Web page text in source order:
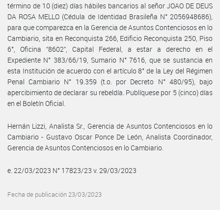
término de 10 (diez) días hábiles bancarios al señor JOAO DE DEUS
DA ROSA MELLO (Cédula de Identidad Brasileña N° 2056948686),
para que comparezca en la Gerencia de Asuntos Contenciosos en lo
Cambiario, sita en Reconquista 266, Edificio Reconquista 250, Piso
6°, Oficina “8602”, Capital Federal, a estar a derecho en el
Expediente N° 383/66/19, Sumario N° 7616, que se sustancia en
esta Institución de acuerdo con el artículo 8° de la Ley del Régimen
Penal Cambiario N° 19.359 (t.o. por Decreto N° 480/95), bajo
apercibimiento de declarar su rebeldía. Publíquese por 5 (cinco) días
en el Boletín Oficial.
Hernán Lizzi, Analista Sr., Gerencia de Asuntos Contenciosos en lo
Cambiario - Gustavo Oscar Ponce De León, Analista Coordinador,
Gerencia de Asuntos Contenciosos en lo Cambiario.
e. 22/03/2023 N° 17823/23 v. 29/03/2023
Fecha de publicación 23/03/2023